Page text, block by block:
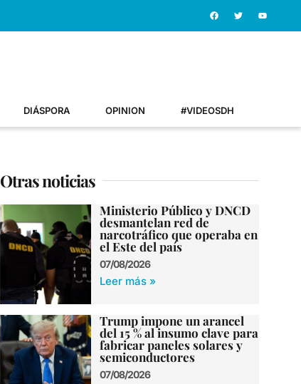
DIÁSPORA OPINION #VIDEOSDH
Otras noticias
Ministerio Público y DNCD
desmantelan red de
narcotráfico que operaba en
el Este del país
07/08/2026
Leer más »
Trump impone un arancel
del 15 % al insumo clave para
fabricar paneles solares y
semiconductores
07/08/2026